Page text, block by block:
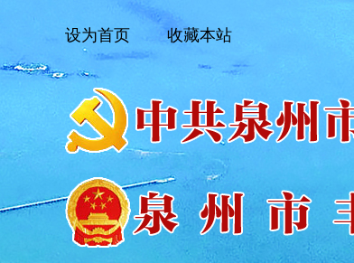
设为首页 收藏本站